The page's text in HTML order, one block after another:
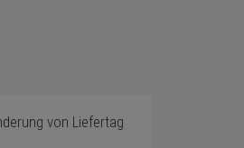
von Liefertag